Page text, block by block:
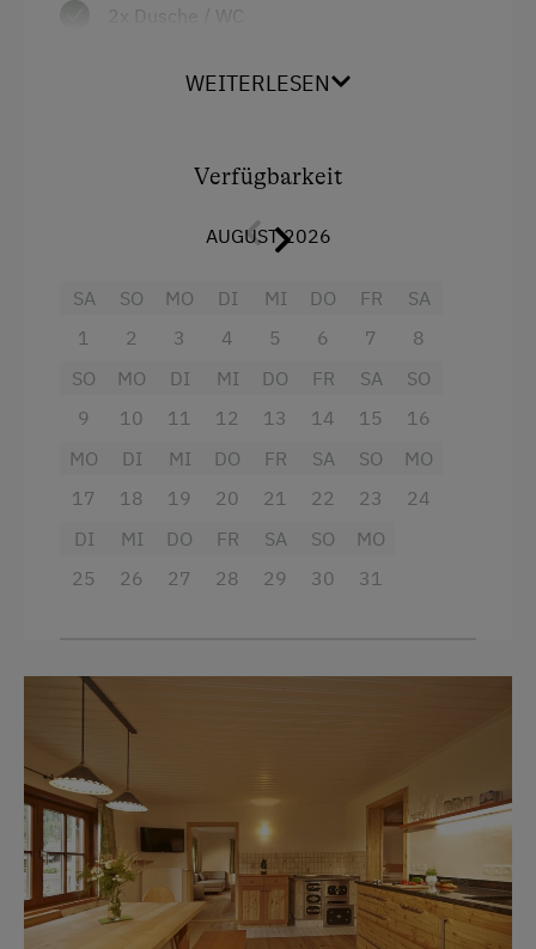
2x Dusche / WC
WEITERLESEN
Verfügbarkeit
AUGUST 2026
SA
1
SO
2
MO
3
DI
4
MI
5
DO
6
FR
7
SA
8
SO
9
MO
10
DI
11
MI
12
DO
13
FR
14
SA
15
SO
16
MO
17
DI
18
MI
19
DO
20
FR
21
SA
22
SO
23
MO
24
DI
25
MI
26
DO
27
FR
28
SA
29
SO
30
MO
31